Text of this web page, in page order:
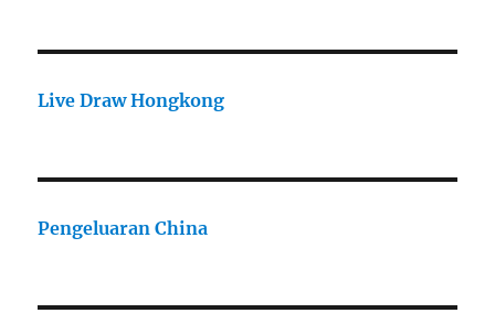
Live Draw Hongkong
Pengeluaran China